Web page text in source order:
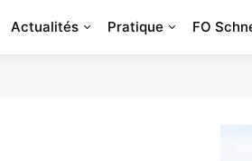
Actualités Pratique FO